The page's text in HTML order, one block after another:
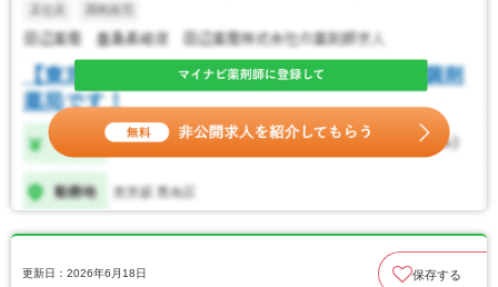
更新日：2026年6月18日 保存する